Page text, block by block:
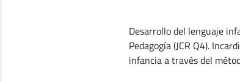
Desarrollo del lenguaje
Pedagogía (JCR Q4).
infancia a través del